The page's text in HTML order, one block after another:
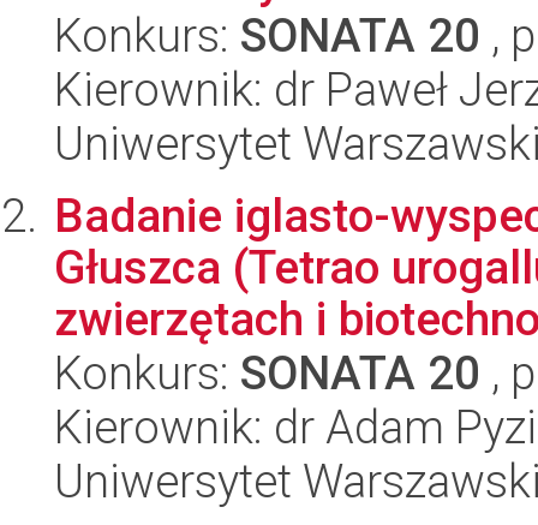
Konkurs: SONATA 20 ,
Kierownik: dr Paweł
Uniwersytet
Badanie iglasto-
Głuszca (Tetrao
zwierzętach i
Konkurs: SONATA 20 ,
Kierownik: dr Adam
Uniwersytet